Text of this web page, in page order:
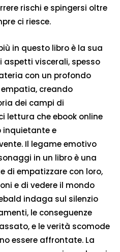
rischi e spingersi oltre
ci riesce.
in questo libro è la sua
viscerali, spesso
con un profondo
creando
dei campi di
lettura che ebook online
inquietante e
Il legame emotivo
in un libro è una
di empatizzare con loro,
e di vedere il mondo
indaga sul silenzio
le conseguenze
e le verità scomode
essere affrontate. La